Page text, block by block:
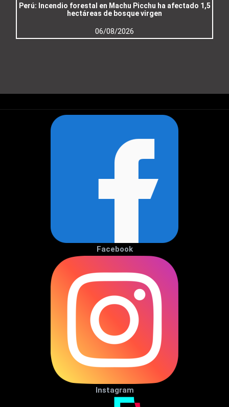
Perú: Incendio forestal en Machu Picchu ha afectado 1,5
hectáreas de bosque virgen
06/08/2026
Facebook
Instagram